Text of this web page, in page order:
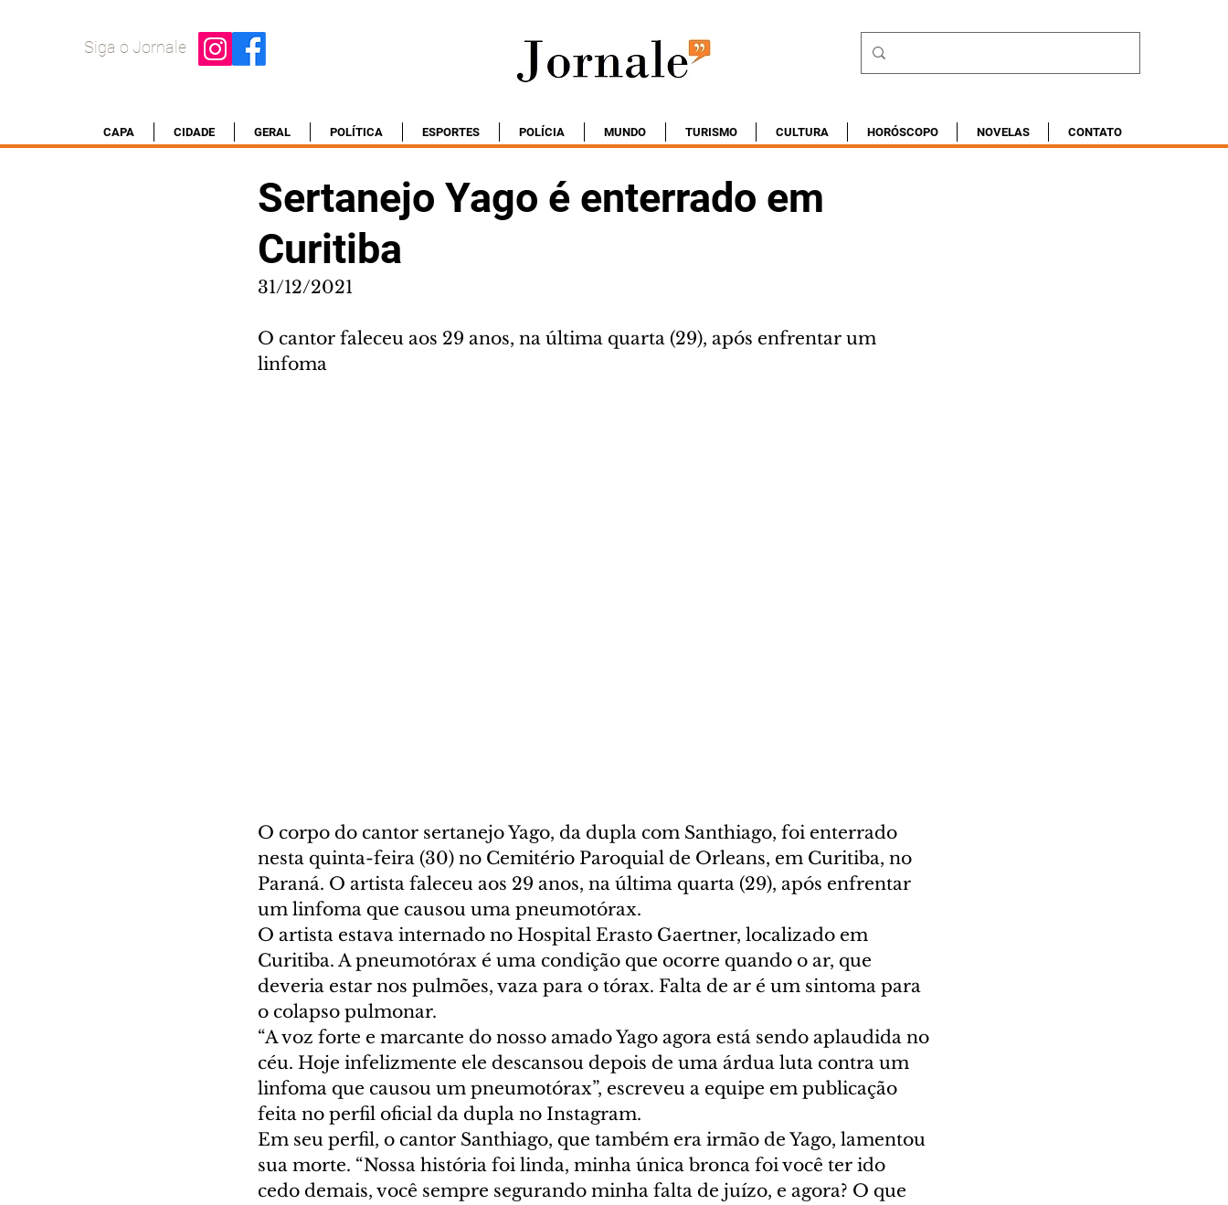
Siga o Jornale
CAPA CIDADE GERAL POLÍTICA ESPORTES POLÍCIA MUNDO TURISMO CULTURA HORÓSCOPO NOVELAS CONTATO
Sertanejo Yago é enterrado em
Curitiba
31/12/2021
O cantor faleceu aos 29 anos, na última quarta (29), após enfrentar um
linfoma
O corpo do cantor sertanejo Yago, da dupla com Santhiago, foi enterrado
nesta quinta-feira (30) no Cemitério Paroquial de Orleans, em Curitiba, no
Paraná. O artista faleceu aos 29 anos, na última quarta (29), após enfrentar
um linfoma que causou uma pneumotórax.
O artista estava internado no Hospital Erasto Gaertner, localizado em
Curitiba. A pneumotórax é uma condição que ocorre quando o ar, que
deveria estar nos pulmões, vaza para o tórax. Falta de ar é um sintoma para
o colapso pulmonar.
“A voz forte e marcante do nosso amado Yago agora está sendo aplaudida no
céu. Hoje infelizmente ele descansou depois de uma árdua luta contra um
linfoma que causou um pneumotórax”, escreveu a equipe em publicação
feita no perfil oficial da dupla no Instagram.
Em seu perfil, o cantor Santhiago, que também era irmão de Yago, lamentou
sua morte. “Nossa história foi linda, minha única bronca foi você ter ido
cedo demais, você sempre segurando minha falta de juízo, e agora? O que